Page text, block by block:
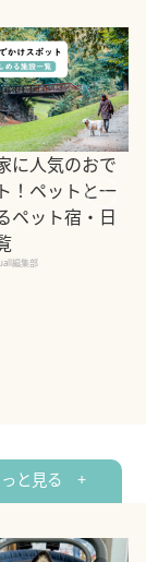
に人気のおで
！ペットと一
ペット宿・日
編集部
っと見る +